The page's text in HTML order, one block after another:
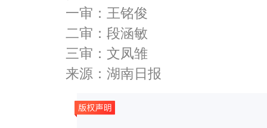
一审：王铭俊
二审：段涵敏
三审：文凤雏
来源：湖南日报